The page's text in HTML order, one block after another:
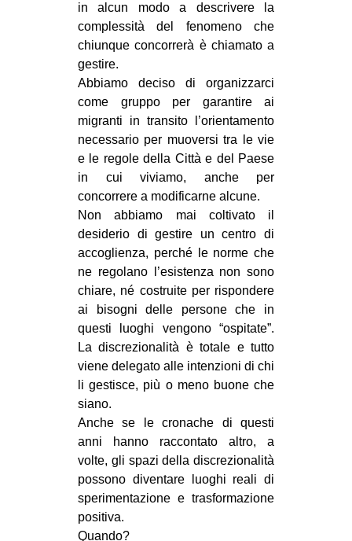
INTERNAZIONALE
AFRICA
ESTREMO ORIENTE
EUROPA
MEDIO ORIENTE
MONDO
EVENTI
in
Fb
tw
bsky
ms
SEARCH
in alcun modo a descrivere la
complessità del fenomeno che
chiunque concorrerà è chiamato a
gestire.
Abbiamo deciso di organizzarci
come gruppo per garantire ai
migranti in transito l’orientamento
necessario per muoversi tra le vie
e le regole della Città e del Paese
in cui viviamo, anche per
concorrere a modificarne alcune.
Non abbiamo mai coltivato il
desiderio di gestire un centro di
accoglienza, perché le norme che
ne regolano l’esistenza non sono
chiare, né costruite per rispondere
ai bisogni delle persone che in
questi luoghi vengono “ospitate”.
La discrezionalità è totale e tutto
viene delegato alle intenzioni di chi
li gestisce, più o meno buone che
siano.
Anche se le cronache di questi
anni hanno raccontato altro, a
volte, gli spazi della discrezionalità
possono diventare luoghi reali di
sperimentazione e trasformazione
positiva.
Quando?